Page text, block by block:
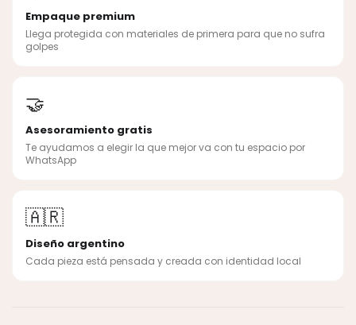
Empaque premium
Llega protegida con materiales de primera para que no sufra
golpes
🤝
Asesoramiento gratis
Te ayudamos a elegir la que mejor va con tu espacio por
WhatsApp
🇦🇷
Diseño argentino
Cada pieza está pensada y creada con identidad local